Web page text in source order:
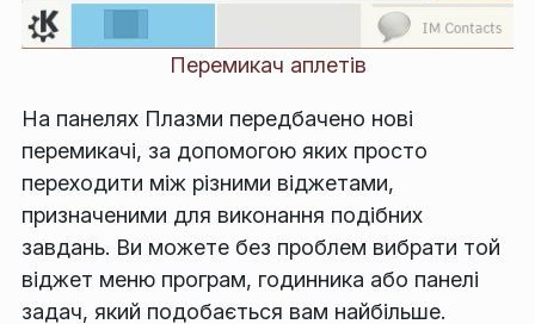
Перемикач аплетів
На панелях Плазми передбачено нові
перемикачі, за допомогою яких просто
переходити між різними віджетами,
призначеними для виконання подібних
завдань. Ви можете без проблем вибрати той
віджет меню програм, годинника або панелі
задач, який подобається вам найбільше.